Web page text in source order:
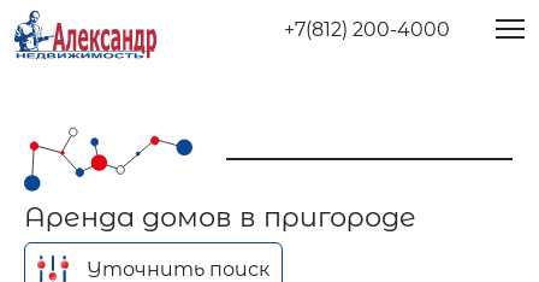
+7(812) 200-4000
Аренда домов в пригороде
Уточнить поиск